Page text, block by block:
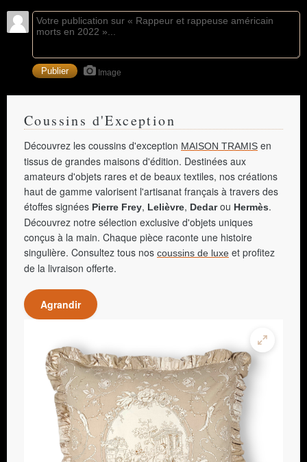
Image
Coussins d'Exception
Découvrez les coussins d'exception MAISON TRAMIS en
tissus de grandes maisons d'édition. Destinées aux
amateurs d'objets rares et de beaux textiles, nos créations
haut de gamme valorisent l'artisanat français à travers des
étoffes signées Pierre Frey, Lelièvre, Dedarou Hermès.
Découvrez notre sélection exclusive d'objets uniques
conçus à la main. Chaque pièce raconte une histoire
singulière. Consultez tous nos coussins de luxe et profitez
de la livraison offerte.
Agrandir